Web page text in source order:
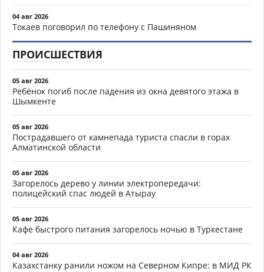
04 авг 2026
Токаев поговорил по телефону с Пашиняном
ПРОИСШЕСТВИЯ
05 авг 2026
Ребёнок погиб после падения из окна девятого этажа в
Шымкенте
05 авг 2026
Пострадавшего от камнепада туриста спасли в горах
Алматинской области
05 авг 2026
Загорелось дерево у линии электропередачи:
полицейский спас людей в Атырау
05 авг 2026
Кафе быстрого питания загорелось ночью в Туркестане
04 авг 2026
Казахстанку ранили ножом на Северном Кипре: в МИД РК